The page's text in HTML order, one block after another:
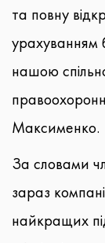
та повну
урахуванням
нашою
Максименко.
За словами
зараз
найкращих